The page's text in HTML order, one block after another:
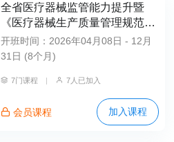
全省医疗器械监管能力提升暨
《医疗器械生产质量管理规范》
宣贯培训班
开班时间：2026年04月08日 - 12月
31日 (8个月)
7门课程 | 7人已加入
会员课程 加入课程